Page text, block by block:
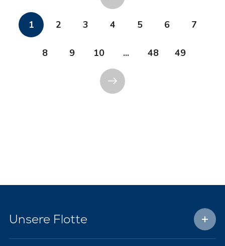
1 2 3 4 5 6 7
8 9 10 ... 48 49
Unsere Flotte